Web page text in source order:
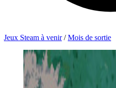
Jeux Steam à venir / Mois de sortie